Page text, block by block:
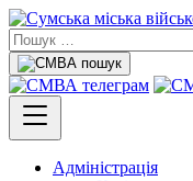
Адміністрація